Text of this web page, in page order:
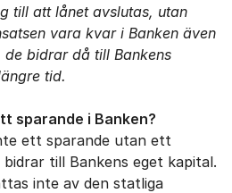
till att lånet avslutas, utan
vara kvar i Banken även
bidrar då till Bankens
tid.
sparande i Banken?
ett sparande utan ett
till Bankens eget kapital.
inte av den statliga